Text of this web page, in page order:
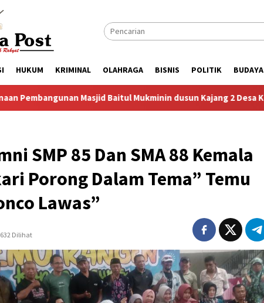
HUKUM KRIMINAL OLAHRAGA BISNIS POLITIK BUDAYA
dusun Kajang 2 Desa Kepulungan Per Hari Sabtu
SMP 85 Dan SMA 88 Kemala
Porong Dalam Tema” Temu
Lawas”
632 Dilihat